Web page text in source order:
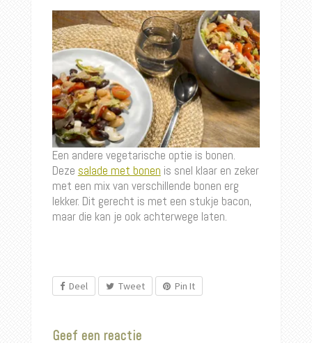
Een andere vegetarische optie is bonen.
Deze salade met bonen is snel klaar en zeker
met een mix van verschillende bonen erg
lekker. Dit gerecht is met een stukje bacon,
maar die kan je ook achterwege laten.
Deel Tweet Pin It
Geef een reactie